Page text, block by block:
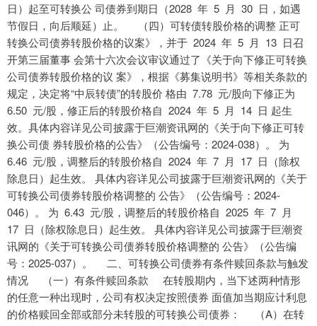
日）起至可转换公 司债券到期日（2028 年 5 月 30 日，如遇
节假日，向后顺延）止。 （四）可转债转股价格的调整 正可
转换公司债券转股价格的议案》，并于 2024 年 5 月 13 日召
开第三届董事 会第十六次会议审议通过了《关于向下修正可转换
公司债券转股价格的议 案》，根据《募集说明书》等相关条款的
规定，决定将“中辰转债”的转股价 格由 7.78 元/股向下修正为
6.50 元/股，修正后的转股价格自 2024 年 5 月 14 日 起生
效。具体内容详见公司披露于巨潮资讯网的《关于向下修正可转
换公司债 券转股价格的公告》（公告编号：2024-038）。 为
6.46 元/股，调整后的转股价格自 2024 年 7 月 17 日（除权
除息日）起生效。 具体内容详见公司披露于巨潮资讯网的《关于
可转换公司债券转股价格调整的 公告》（公告编号：2024-
046）。 为 6.43 元/股，调整后的转股价格自 2025 年 7 月
17 日（除权除息日）起生效。 具体内容详见公司披露于巨潮资
讯网的《关于可转换公司债券转股价格调整的 公告》（公告编
号：2025-037）。 二、可转换公司债券有条件赎回条款与触发
情况 （一）有条件赎回条款 在转股期内，当下述两种情形
的任意一种出现时，公司有权决定按照债券 面值加当期应计利息
的价格赎回全部或部分未转股的可转换公司债券： （A）在转